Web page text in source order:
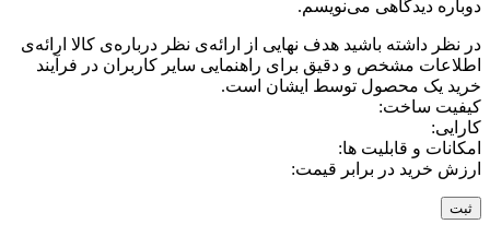
دوباره دیدگاهی می‌نویسم.
در نظر داشته باشید هدف نهایی از ارائه‌ی نظر درباره‌ی کالا ارائه‌ی
اطلاعات مشخص و دقیق برای راهنمایی سایر کاربران در فرآیند
خرید یک محصول توسط ایشان است.
کیفیت ساخت:
کارایی:
امکانات و قابلیت ها:
ارزش خرید در برابر قیمت: